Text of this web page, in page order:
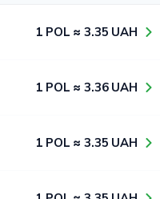
1​ POL ≈ 3​.3​5​ UAH
1​ POL ≈ 3​.3​6​ UAH
1​ POL ≈ 3​.3​5​ UAH